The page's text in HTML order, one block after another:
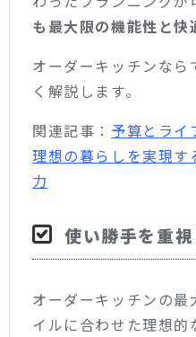
も最大限の機能性と快
オーダーキッチンなら
く解説します。
関連記事： 予算とライ
理想の暮らしを実現す
力
使い勝手を重
オーダーキッチンの最
イルに合わせた理想的